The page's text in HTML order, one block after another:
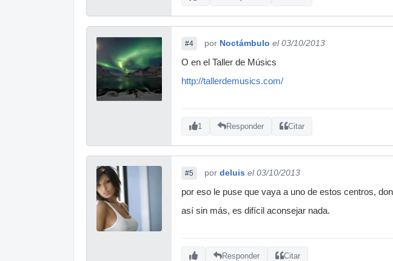
#4 por Noctámbulo el 03/10/2013
O en el Taller de Músics
http://tallerdemusics.com/
1 Responder Citar
#5 por deluis el 03/10/2013
por eso le puse que vaya a uno de estos centros,
así sin más, es difícil aconsejar nada.
Responder Citar